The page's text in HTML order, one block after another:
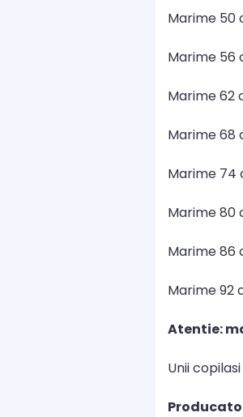
Marime 50
Marime 56
Marime 62
Marime 68
Marime 74
Marime 80
Marime 86
Marime 92
Atentie:
Unii